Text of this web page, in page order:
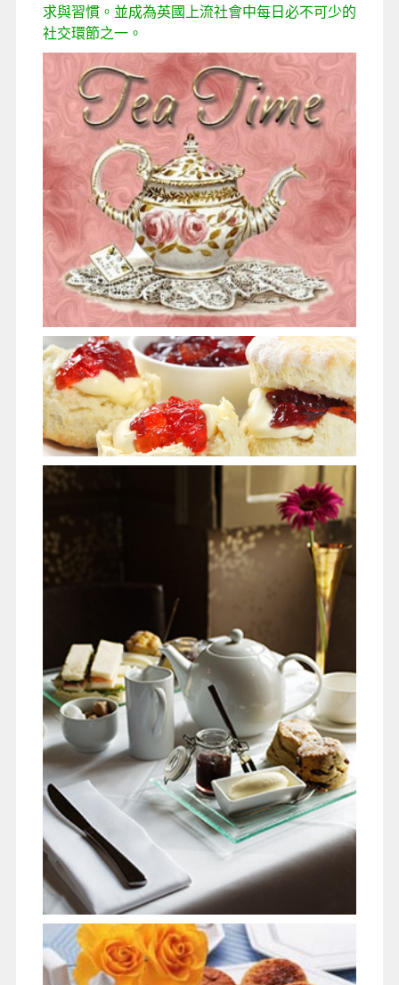
求與習慣。並成為英國上流社會中每日必不可少的
社交環節之一。